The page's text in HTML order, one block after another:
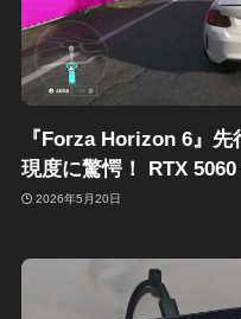
『Forza Horizon 6』
現度に驚愕！ RTX
2026年5月20日